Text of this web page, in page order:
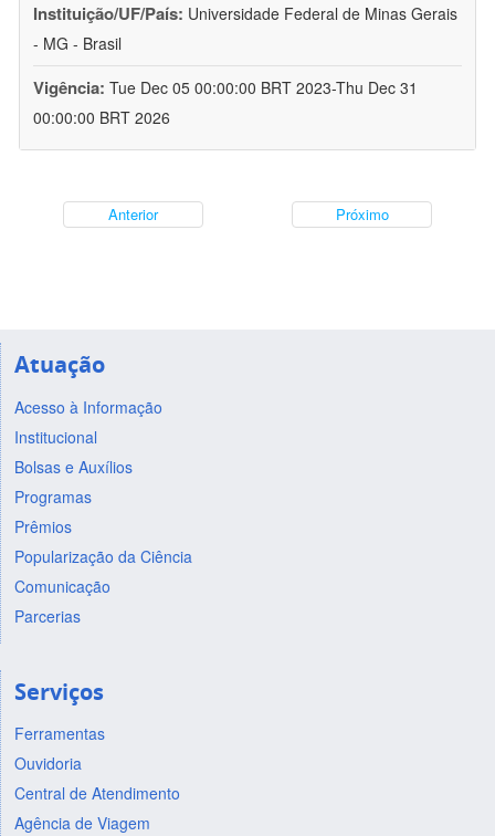
Instituição/UF/País: Universidade Federal de Minas Gerais
- MG - Brasil
Vigência: Tue Dec 05 00:00:00 BRT 2023-Thu Dec 31
00:00:00 BRT 2026
Anterior Próximo
Atuação
Acesso à Informação
Institucional
Bolsas e Auxílios
Programas
Prêmios
Popularização da Ciência
Comunicação
Parcerias
Serviços
Ferramentas
Ouvidoria
Central de Atendimento
Agência de Viagem